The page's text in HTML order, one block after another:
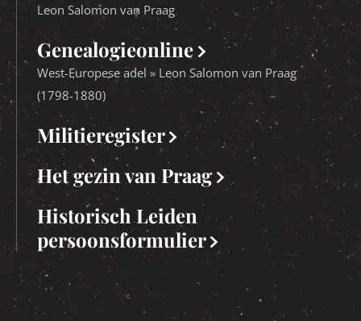
Leon Salomon van Praag
Genealogieonline
West-Europese adel » Leon Salomon van Praag
(1798-1880)
Militieregister
Het gezin van Praag
Historisch Leiden
persoonsformulier